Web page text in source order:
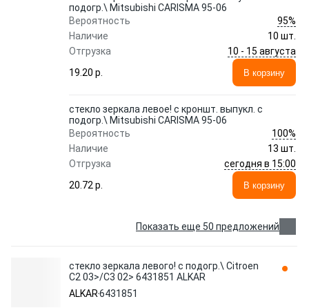
подогр.\ Mitsubishi CARISMA 95-06
Вероятность
95%
Наличие
10 шт.
Отгрузка
10 - 15 августа
19.20 p.
В корзину
стекло зеркала левое! с кроншт. выпукл. с
подогр.\ Mitsubishi CARISMA 95-06
Вероятность
100%
Наличие
13 шт.
Отгрузка
сегодня в 15:00
20.72 p.
В корзину
Показать еще 50 предложений
стекло зеркала левого! с подогр.\ Citroen
C2 03>/C3 02> 6431851 ALKAR
ALKAR6431851